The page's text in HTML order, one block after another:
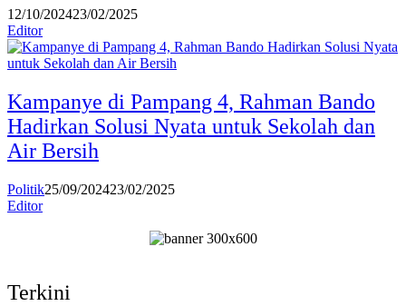
12/10/202423/02/2025
Editor
Kampanye di Pampang 4, Rahman Bando
Hadirkan Solusi Nyata untuk Sekolah dan
Air Bersih
Politik25/09/202423/02/2025
Editor
Terkini